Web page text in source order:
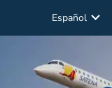
Español